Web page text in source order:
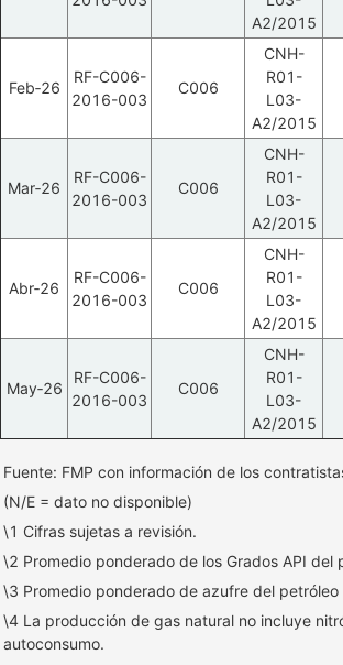
A2/2015
Feb‑26
RF-C006-
2016-003
C006
CNH-
R01-
L03-
A2/2015
Mar‑26
RF-C006-
2016-003
C006
CNH-
R01-
L03-
A2/2015
Abr‑26
RF-C006-
2016-003
C006
CNH-
R01-
L03-
A2/2015
May‑26
RF-C006-
2016-003
C006
CNH-
R01-
L03-
A2/2015
Fuente: FMP con información de los
(N/E = dato no disponible)
\1 Cifras sujetas a revisión.
\2 Promedio ponderado de los Grados API del
\3 Promedio ponderado de azufre del
\4 La producción de gas natural no incluye
autoconsumo.